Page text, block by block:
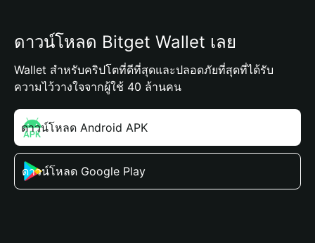
ดาวน์โหลด Bitget Wallet เลย
Wallet สำหรับคริปโตที่ดีที่สุดและปลอดภัยที่สุดที่ได้รับ
ความไว้วางใจจากผู้ใช้ 40 ล้านคน
ดาวน์โหลด Android APK
ดาวน์โหลด Google Play